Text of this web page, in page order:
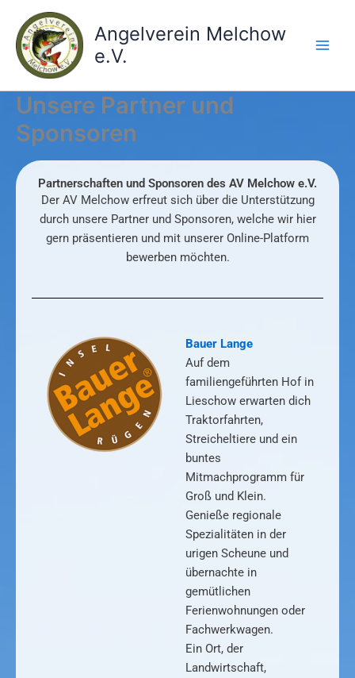
Inhalt
springen
Angelverein Melchow
e.V.
Unsere Partner und
Sponsoren
Partnerschaften und Sponsoren des AV Melchow e.V.
Der AV Melchow erfreut sich über die Unterstützung
durch unsere Partner und Sponsoren, welche wir hier
gern präsentieren und mit unserer Online-Platform
bewerben möchten.
Bauer Lange
Auf dem
familiengeführten Hof in
Lieschow erwarten dich
Traktorfahrten,
Streicheltiere und ein
buntes
Mitmachprogramm für
Groß und Klein.
Genieße regionale
Spezialitäten in der
urigen Scheune und
übernachte in
gemütlichen
Ferienwohnungen oder
Fachwerkwagen.
Ein Ort, der
Landwirtschaft,